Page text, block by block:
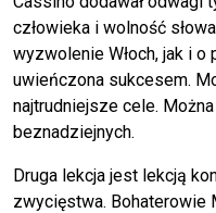
człowieka i wolność
wyzwolenie Włoch, jak i
uwieńczona sukcesem.
najtrudniejsze cele.
beznadziejnych.
Druga lekcja jest lekcją
zwycięstwa. Bohaterowie